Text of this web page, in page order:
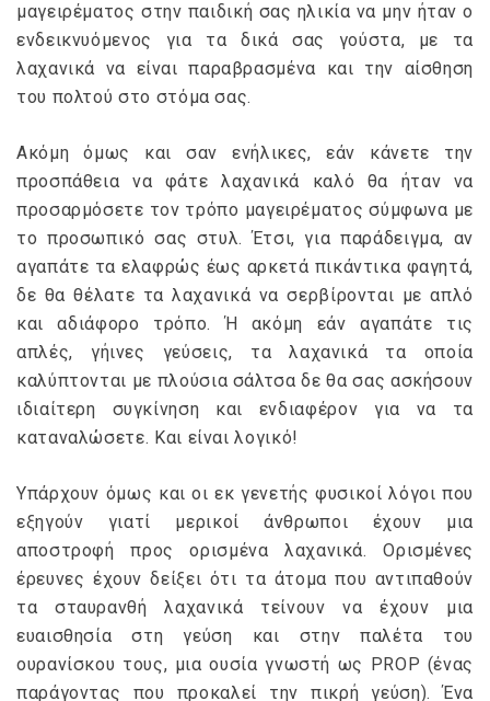
μαγειρέματος στην παιδική σας ηλικία να μην ήταν ο
ενδεικνυόμενος για τα δικά σας γούστα, με τα
λαχανικά να είναι παραβρασμένα και την αίσθηση
του πολτού στο στόμα σας.
Ακόμη όμως και σαν ενήλικες, εάν κάνετε την
προσπάθεια να φάτε λαχανικά καλό θα ήταν να
προσαρμόσετε τον τρόπο μαγειρέματος σύμφωνα με
το προσωπικό σας στυλ. Έτσι, για παράδειγμα, αν
αγαπάτε τα ελαφρώς έως αρκετά πικάντικα φαγητά,
δε θα θέλατε τα λαχανικά να σερβίρονται με απλό
και αδιάφορο τρόπο. Ή ακόμη εάν αγαπάτε τις
απλές, γήινες γεύσεις, τα λαχανικά τα οποία
καλύπτονται με πλούσια σάλτσα δε θα σας ασκήσουν
ιδιαίτερη συγκίνηση και ενδιαφέρον για να τα
καταναλώσετε. Και είναι λογικό!
Υπάρχουν όμως και οι εκ γενετής φυσικοί λόγοι που
εξηγούν γιατί μερικοί άνθρωποι έχουν μια
αποστροφή προς ορισμένα λαχανικά. Ορισμένες
έρευνες έχουν δείξει ότι τα άτομα που αντιπαθούν
τα σταυρανθή λαχανικά τείνουν να έχουν μια
ευαισθησία στη γεύση και στην παλέτα του
ουρανίσκου τους, μια ουσία γνωστή ως PROP (ένας
παράγοντας που προκαλεί την πικρή γεύση). Ένα